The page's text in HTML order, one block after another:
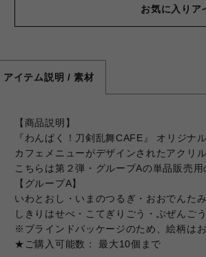
お気に入りア
アイテム説明 / 素材
【商品説明】
『わんぱく！刀剣乱舞CAFE』 オリジナル
カフェメニューがデザインされたアクリ
こちらは第２弾・グループAの単品販売用
【グループA】
いわとおし・いまのつるぎ・おおでんた
しきりはせべ・こてぎりごう・ぶぜんご
※ブラインドパッケージのため、絵柄は
★ご購入可能数： 最大10個まで